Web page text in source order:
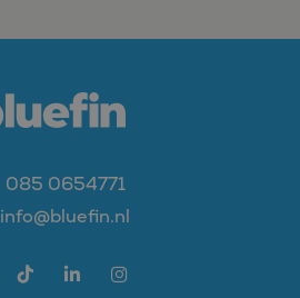
085 0654771
info@bluefin.nl